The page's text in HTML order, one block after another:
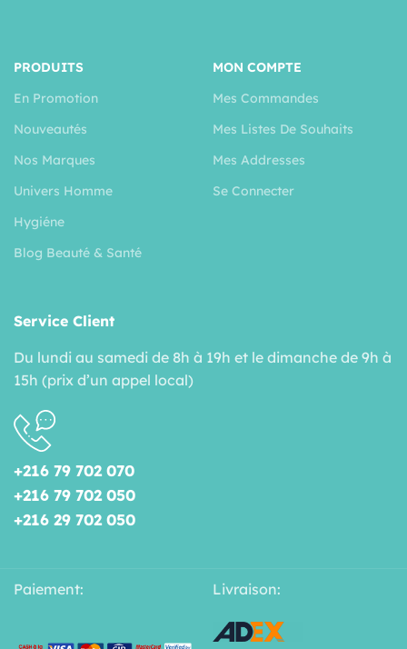
PRODUITS
En Promotion
Nouveautés
Nos Marques
Univers Homme
Hygiéne
Blog Beauté & Santé
MON COMPTE
Mes Commandes
Mes Listes De Souhaits
Mes Addresses
Se Connecter
Service Client
Du lundi au samedi de 8h à 19h et le dimanche de 9h à
15h (prix d’un appel local)
+216 79 702 070
+216 79 702 050
+216 29 702 050
Paiement: Livraison: